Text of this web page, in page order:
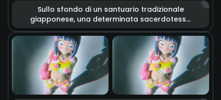
Sullo sfondo di un santuario tradizionale
giapponese, una determinata sacerdotessa
fiamme realistiche e intense, accompagnate
da scintille e fumo nell'aria. La luce
cinematografica mette in risalto la tensione
di un combattimento imminente, come in una
scena da blockbuster d'azione.